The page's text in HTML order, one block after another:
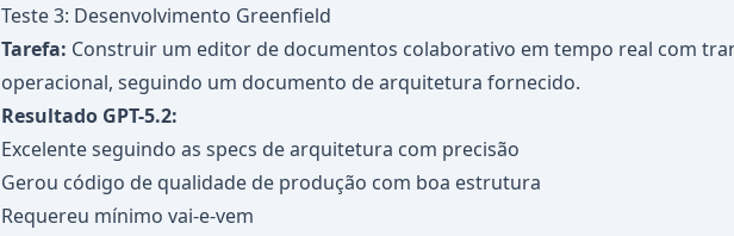
Teste 3: Desenvolvimento Greenfield
Tarefa: Construir um editor de documentos colaborativo em tempo real com
operacional, seguindo um documento de arquitetura fornecido.
Resultado GPT-5.2:
Excelente seguindo as specs de arquitetura com precisão
Gerou código de qualidade de produção com boa estrutura
Requereu mínimo vai-e-vem